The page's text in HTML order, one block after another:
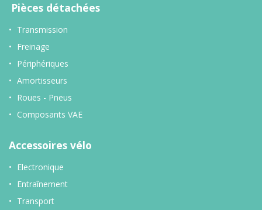
Pièces détachées
Transmission
Freinage
Périphériques
Amortisseurs
Roues - Pneus
Composants VAE
Accessoires vélo
Electronique
Entraînement
Transport